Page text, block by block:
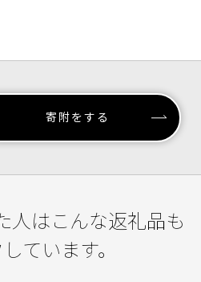
寄附をする
人はこんな返礼品も
ています。